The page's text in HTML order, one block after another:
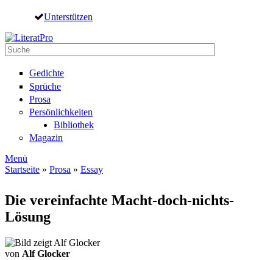
Direkt zum Inhalt
Unterstützen
Suche
Gedichte
Sprüche
Prosa
Persönlichkeiten
Bibliothek
Magazin
Menü
Startseite » Prosa » Essay
Die vereinfachte Macht-doch-nichts-
Lösung
von Alf Glocker